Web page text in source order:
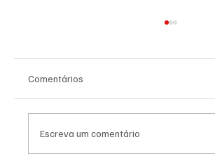
Comentários
Escreva um comentário